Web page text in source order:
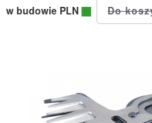
w budowie PLN